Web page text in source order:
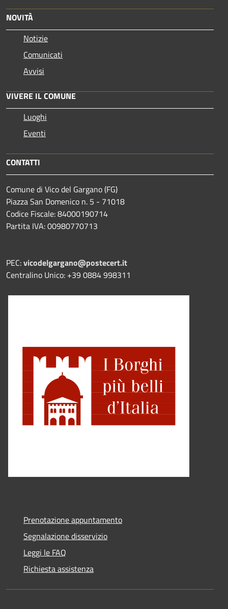
NOVITÀ
Notizie
Comunicati
Avvisi
VIVERE IL COMUNE
Luoghi
Eventi
CONTATTI
Comune di Vico del Gargano (FG)
Piazza San Domenico n. 5 - 71018
Codice Fiscale: 84000190714
Partita IVA: 00980770713
PEC:vicodelgargano@postecert.it
Centralino Unico: +39 0884 998311
Prenotazione appuntamento
Segnalazione disservizio
Leggi le FAQ
Richiesta assistenza